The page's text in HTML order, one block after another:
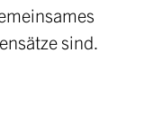
sind.